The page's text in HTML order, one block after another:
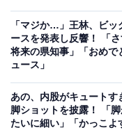
「マジか…」王林、ビッ
ースを発表し反響！ 「さ
将来の県知事」「おめで
ュース」
あの、内股がキュートす
脚ショットを披露！ 「
たいに細い」「かっこよ